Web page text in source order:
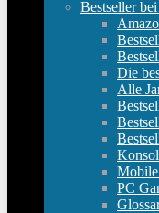
Bestseller
Die
Alle
PC